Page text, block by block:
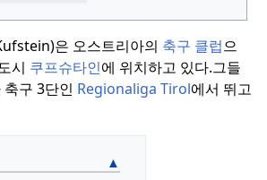
은 오스트리아의 축구 클럽으
시 쿠프슈타인에 위치하고 있다.그들
구 3단인 Regionaliga Tirol에서 뛰고